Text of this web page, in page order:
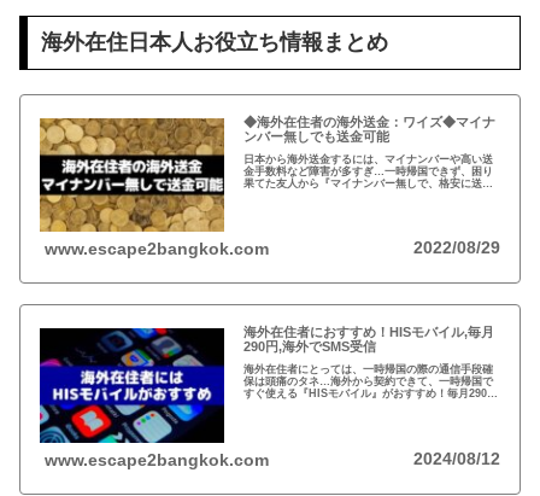
海外在住日本人お役立ち情報まとめ
◆海外在住者の海外送金：ワイズ◆マイナ
ンバー無しでも送金可能
日本から海外送金するには、マイナンバーや高い送
金手数料など障害が多すぎ…一時帰国できず、困り
果てた友人から『マイナンバー無しで、格安に送金
www.escape2bangkok.com 2022/08/29
海外在住者におすすめ！HISモバイル,毎月
290円,海外でSMS受信
海外在住者にとっては、一時帰国の際の通信手段確
保は頭痛のタネ…海外から契約できて、一時帰国で
すぐ使える『HISモバイル』がおすすめ！毎月290円
www.escape2bangkok.com 2024/08/12